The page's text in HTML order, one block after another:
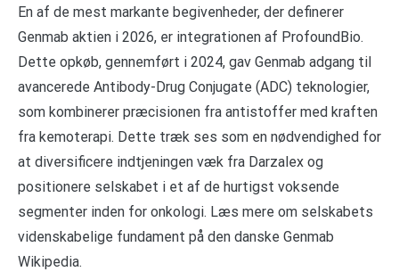
En af de mest markante begivenheder, der definerer
Genmab aktien i 2026, er integrationen af ProfoundBio.
Dette opkøb, gennemført i 2024, gav Genmab adgang til
avancerede Antibody-Drug Conjugate (ADC) teknologier,
som kombinerer præcisionen fra antistoffer med kraften
fra kemoterapi. Dette træk ses som en nødvendighed for
at diversificere indtjeningen væk fra Darzalex og
positionere selskabet i et af de hurtigst voksende
segmenter inden for onkologi. Læs mere om selskabets
videnskabelige fundament på den danske Genmab
Wikipedia.